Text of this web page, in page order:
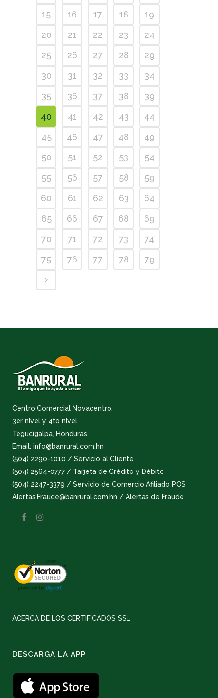
15
16 17 18
19
20
21 22 23
24
25
26 27 28
29
30
31 32 33
34
35
36 37 38
39
40
41 42 43
44
45
46 47 48
49
50
51 52 53
54
55
56 57 58
59
60
61 62 63
64
65
66 67 68
69
70
71 72 73
74
75
76 77 78 79
Centro Comercial Novacentro,
3er nivel y 4to nivel.
Tegucigalpa, Honduras.
Email: info@banrural.com.hn
(504) 2290-1010 / Servicio al Cliente
(504) 2564-0777 / Tarjeta de Crédito y Débito
(504) 2247-3379 / Servicio de Comercio Afiliado POS
Alertas.Fraude@banrural.com.hn / Alertas de Fraude
ACERCA DE LOS CERTIFICADOS SSL
DESCARGA LA APP